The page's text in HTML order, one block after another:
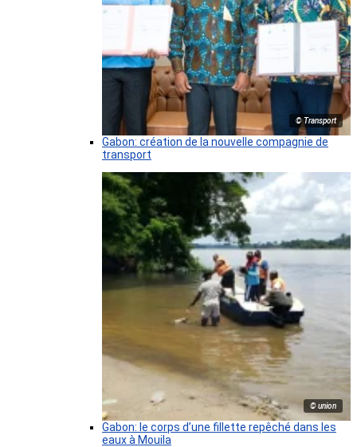
© Transport
Gabon: création de la nouvelle compagnie de
transport
© union
Gabon: le corps d’une fillette repêché dans les
eaux à Mouila